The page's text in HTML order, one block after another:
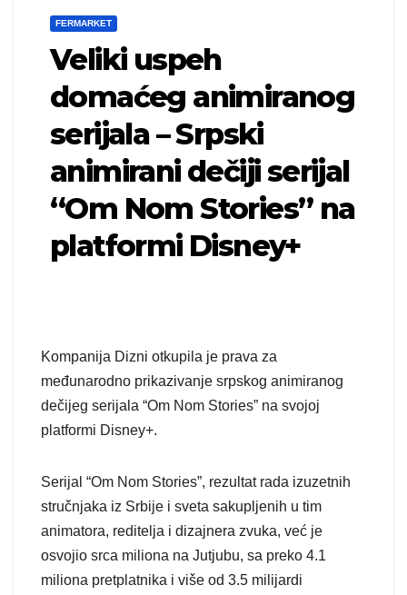
FERMARKET
Veliki uspeh
domaćeg animiranog
serijala – Srpski
animirani dečiji serijal
“Om Nom Stories” na
platformi Disney+
Kompanija Dizni otkupila je prava za
međunarodno prikazivanje srpskog animiranog
dečijeg serijala “Om Nom Stories” na svojoj
platformi Disney+.
Serijal “Om Nom Stories”, rezultat rada izuzetnih
stručnjaka iz Srbije i sveta sakupljenih u tim
animatora, reditelja i dizajnera zvuka, već je
osvojio srca miliona na Jutjubu, sa preko 4.1
miliona pretplatnika i više od 3.5 milijardi